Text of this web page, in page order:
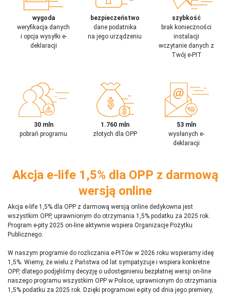
wygoda
weryfikacja danych
i opcja wysyłki e-
deklaracji
bezpieczeństwo
dane podatnika
na jego urządzeniu
szybkość
brak konieczności
instalacji
wczytanie danych z
Twój e-PIT
30 mln
pobrań programu
1.760 mln
złotych dla OPP
53 mln
wysłanych e-
deklaracji
Akcja e-life 1,5% dla OPP z darmową
wersją online
Akcja e-life 1,5% dla OPP z darmową wersją online dedykowna jest
wszystkim OPP, uprawnionym do otrzymania 1,5% podatku za 2025 rok.
Program e-pity 2025 on-line aktywnie wspiera Organizacje Pożytku
Publicznego.
W naszym programie do rozliczania e-PITów w 2026 roku wspieramy ideę
1,5%. Wiemy, że wielu z Państwa od lat sympatyzuje i wspiera konkretne
OPP, dlatego podjęliśmy decyzję o udostępnieniu bezpłatnej wersji on-line
naszego programu wszystkim OPP w Polsce, uprawnionym do otrzymania
1,5% podatku za 2025 rok. Dzięki programowi e-pity od dnia jego premiery,